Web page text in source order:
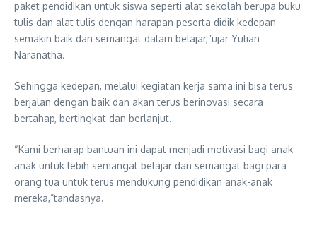
paket pendidikan untuk siswa seperti alat sekolah berupa buku
tulis dan alat tulis dengan harapan peserta didik kedepan
semakin baik dan semangat dalam belajar,”ujar Yulian
Naranatha.
Sehingga kedepan, melalui kegiatan kerja sama ini bisa terus
berjalan dengan baik dan akan terus berinovasi secara
bertahap, bertingkat dan berlanjut.
“Kami berharap bantuan ini dapat menjadi motivasi bagi anak-
anak untuk lebih semangat belajar dan semangat bagi para
orang tua untuk terus mendukung pendidikan anak-anak
mereka,”tandasnya.